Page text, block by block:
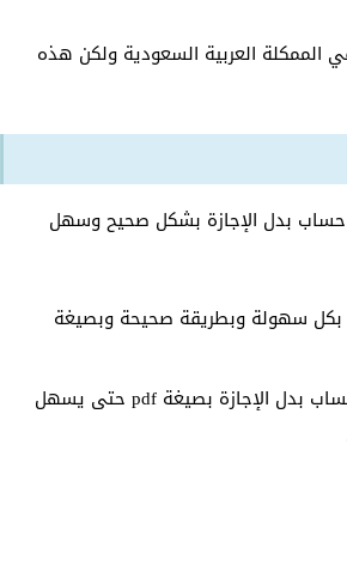
الممكلة العربية السعودية ولكن هذه
حساب بدل الإجازة بشكل صحيح وسهل
بكل سهولة وبطريقة صحيحة وبصيغة
وإذا كنت تريد أن تحصل على نموذج جاهز وفارغ خاص بأفضل طريقة لحساب بدل الإجازة بصيغة pdf حتى يسهل